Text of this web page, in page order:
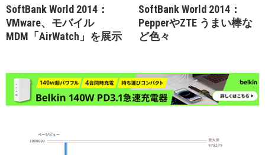
SoftBank World 2014：
VMware、モバイル
MDM「AirWatch」を展示
SoftBank World 2014：
PepperやZTE うまい棒な
ど色々